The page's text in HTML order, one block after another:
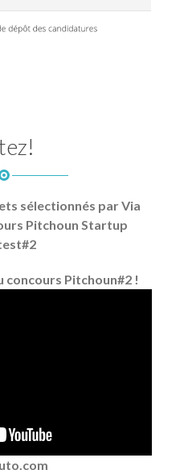
sélectionnés par Via
Pitchoun Startup
concours Pitchoun#2 !